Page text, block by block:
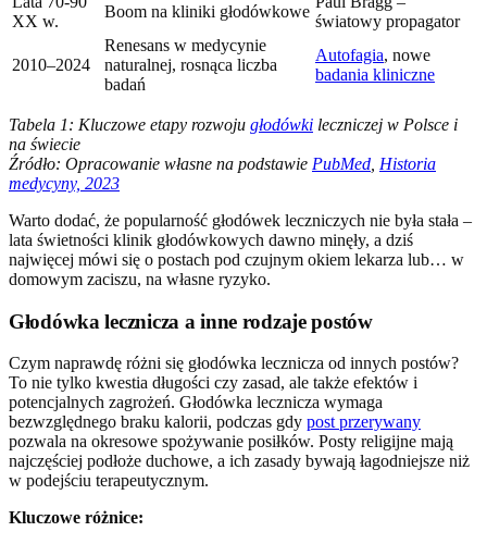
XX w.
Boom na kliniki głodówkowe
światowy propagator
2010–2024
Renesans w medycynie
naturalnej, rosnąca liczba
badań
Autofagia, nowe
badania kliniczne
Tabela 1: Kluczowe etapy rozwoju głodówki leczniczej w Polsce i
na świecie
Źródło: Opracowanie własne na podstawie PubMed Historia
medycyny, 2023
Warto dodać, że popularność głodówek leczniczych nie była stała –
lata świetności klinik głodówkowych dawno minęły, a dziś
najwięcej mówi się o postach pod czujnym okiem lekarza lub… w
domowym zaciszu, na własne ryzyko.
Głodówka lecznicza a inne rodzaje postów
Czym naprawdę różni się głodówka lecznicza od innych postów?
To nie tylko kwestia długości czy zasad, ale także efektów i
potencjalnych zagrożeń. Głodówka lecznicza wymaga
bezwzględnego braku kalorii, podczas gdy post przerywany
pozwala na okresowe spożywanie posiłków. Posty religijne mają
najczęściej podłoże duchowe, a ich zasady bywają łagodniejsze niż
w podejściu terapeutycznym.
Kluczowe różnice: